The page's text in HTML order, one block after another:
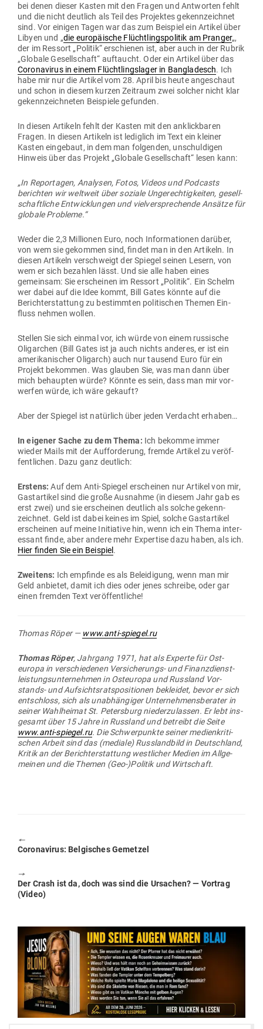
bei denen dieser Kasten mit den Fragen und Ant­worten fehlt
und die nicht deutlich als Teil des Pro­jektes gekenn­zeichnet
sind. Vor einigen Tagen war das zum Bei­spiel ein Artikel über
Libyen und „die euro­päische Flücht­lings­po­litik am Pranger„,
der im Ressort „Politik“ erschienen ist, aber auch in der Rubrik
„Globale Gesell­schaft“ auf­taucht. Oder ein Artikel über das
Coro­na­virus in einem Flücht­lings­lager in Ban­gla­desch. Ich
habe mir nur die Artikel vom 28. April bis heute ange­schaut
und schon in diesem kurzen Zeitraum zwei solcher nicht klar
gekenn­zeich­neten Bei­spiele gefunden.
In diesen Artikeln fehlt der Kasten mit den anklick­baren
Fragen. In diesen Artikeln ist lediglich im Text ein kleiner
Kasten ein­gebaut, in dem man fol­genden, unschul­digen
Hinweis über das Projekt „Globale Gesell­schaft“ lesen kann:
„In Repor­tagen, Ana­lysen, Fotos, Videos und Pod­casts
berichten wir weltweit über soziale Unge­rech­tig­keiten, gesell­
schaft­liche Ent­wick­lungen und viel­ver­spre­chende Ansätze für
globale Probleme.“
Weder die 2,3 Mil­lionen Euro, noch Infor­ma­tionen darüber,
von wem sie gekommen sind, findet man in den Artikeln. In
diesen Artikeln ver­schweigt der Spiegel seinen Lesern, von
wem er sich bezahlen lässt. Und sie alle haben eines
gemeinsam: Sie erscheinen im Ressort „Politik“. Ein Schelm
wer dabei auf die Idee kommt, Bill Gates könnte auf die
Bericht­erstattung zu bestimmten poli­ti­schen Themen Ein­
fluss nehmen wollen.
Stellen Sie sich einmal vor, ich würde von einem rus­sische
Olig­archen (Bill Gates ist ja auch nichts anderes, er ist ein
ame­ri­ka­ni­scher Oligarch) auch nur tausend Euro für ein
Projekt bekommen. Was glauben Sie, was man dann über
mich behaupten würde? Könnte es sein, dass man mir vor­
werfen würde, ich wäre gekauft?
Aber der Spiegel ist natürlich über jeden Ver­dacht erhaben…
In eigener Sache zu dem Thema: Ich bekomme immer
wieder Mails mit der Auf­for­derung, fremde Artikel zu ver­öf­
fent­lichen. Dazu ganz deutlich:
Erstens: Auf dem Anti-Spiegel erscheinen nur Artikel von mir,
Gast­ar­tikel sind die große Aus­nahme (in diesem Jahr gab es
erst zwei) und sie erscheinen deutlich als solche gekenn­
zeichnet. Geld ist dabei keines im Spiel, solche Gast­ar­tikel
erscheinen auf meine Initiative hin, wenn ich ein Thema inter­
essant finde, aber andere mehr Expertise dazu haben, als ich.
Hier finden Sie ein Bei­spiel .
Zweitens: Ich emp­finde es als Belei­digung, wenn man mir
Geld anbietet, damit ich dies oder jenes schreibe, oder gar
einen fremden Text veröffentliche!
Thomas Röper — www.anti-spiegel.ru
Thomas Röper, Jahrgang 1971, hat als Experte für Ost­
europa in ver­schie­denen Ver­si­che­rungs- und Finanz­dienst­
leis­tungs­un­ter­nehmen in Ost­europa und Russland Vor­
stands- und Auf­sichts­rats­po­si­tionen bekleidet, bevor er sich
ent­schloss, sich als unab­hän­giger Unter­neh­mens­be­rater in
seiner Wahl­heimat St. Petersburg nie­der­zu­lassen. Er lebt ins­
gesamt über 15 Jahre in Russland und betreibt die Seite
www.anti-spiegel.ru. Die Schwer­punkte seiner medi­en­kri­ti­
schen Arbeit sind das (mediale) Russ­landbild in Deutschland,
Kritik an der Bericht­erstattung west­licher Medien im All­ge­
meinen und die Themen (Geo-)Politik und Wirtschaft.
🠔
Previous
Coro­na­virus: Bel­gi­sches Gemetzel
🠖
Next
post:
Der Crash ist da, doch was sind die Ursachen? — Vortrag
(Video)